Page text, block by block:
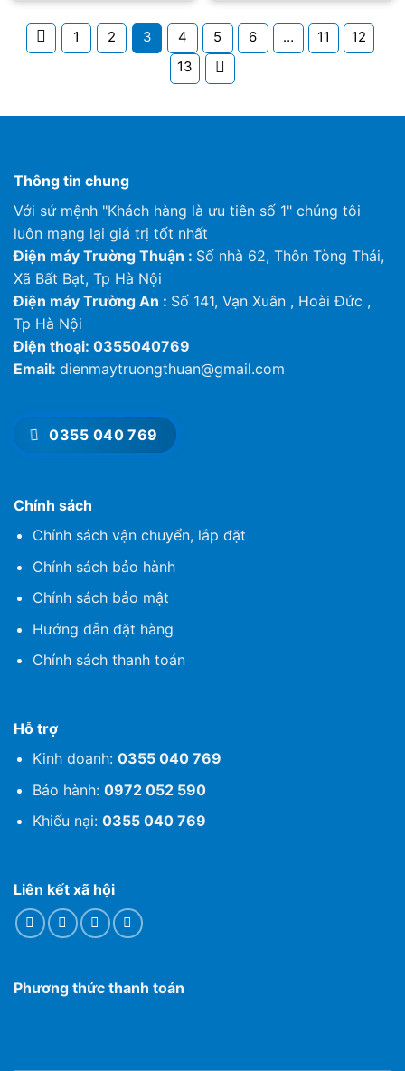
1 2 3 4 5 6 … 11
12
13
Thông tin chung
Với sứ mệnh "Khách hàng là ưu tiên số 1" chúng tôi
luôn mạng lại giá trị tốt nhất
Điện máy Trường Thuận : Số nhà 62, Thôn Tòng Thái,
Xã Bất Bạt, Tp Hà Nội
Điện máy Trường An : Số 141, Vạn Xuân , Hoài Đức ,
Tp Hà Nội
Điện thoại: 0355040769
Email: dienmaytruongthuan@gmail.com
0355 040 769
Chính sách
Chính sách vận chuyển, lắp đặt
Chính sách bảo hành
Chính sách bảo mật
Hướng dẫn đặt hàng
Chính sách thanh toán
Hỗ trợ
Kinh doanh: 0355 040 769
Bảo hành: 0972 052 590
Khiếu nại: 0355 040 769
Liên kết xã hội
Phương thức thanh toán